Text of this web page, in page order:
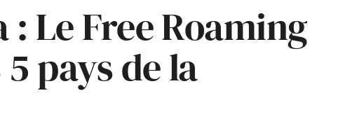
Le Free Roaming
pays de la